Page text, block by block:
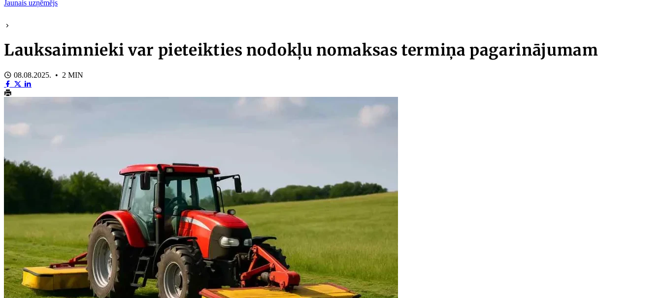
Jaunais uzņēmējs
Lauksaimnieki var pieteikties nodokļu nomaksas termiņa pagarinājumam
08.08.2025. • 2 MIN